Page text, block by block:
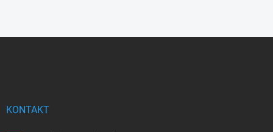
KONTAKT